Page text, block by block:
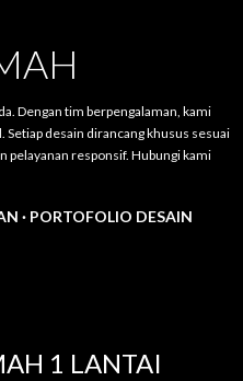
Dengan tim berpengalaman, kami
desain dirancang khusus sesuai
pelayanan responsif. Hubungi kami
PORTOFOLIO DESAIN
1 LANTAI